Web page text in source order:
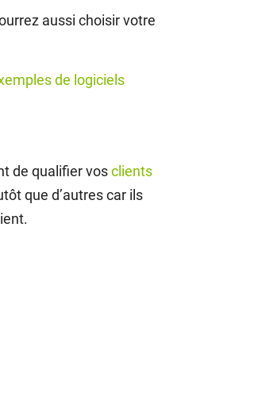
aussi choisir votre
de logiciels
de qualifier vosclients
que d’autres car ils